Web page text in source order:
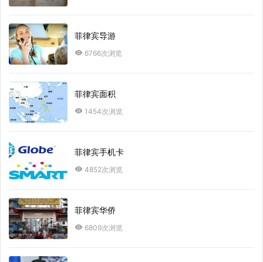
菲律宾导游
6766次浏览
菲律宾面积
1454次浏览
菲律宾手机卡
4852次浏览
菲律宾华侨
6809次浏览